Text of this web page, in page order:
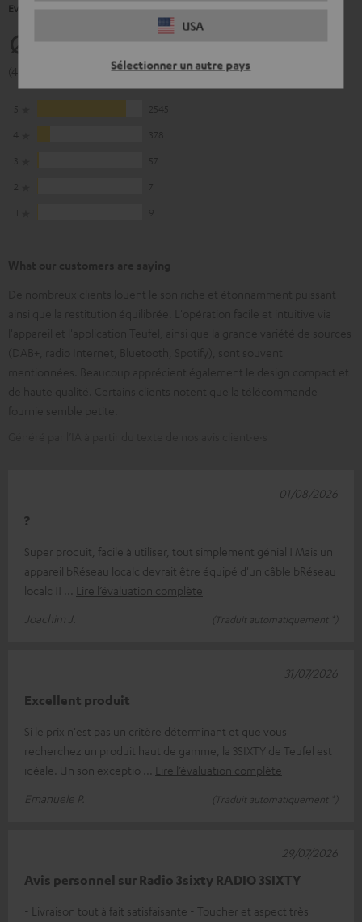
USA
Sélectionner un autre pays
Evaluations de nos client(e)s pour ce produit.
(4.82 de 5 pour 2996 Evaluations)
?
Super produit, facile à utiliser, tout simplement génial ! Mais un
appareil bRéseau localc devrait être équipé d'un câble bRéseau
localc !!
Lire l’évaluation complète
Joachim J.
(Traduit automatiquement *)
01/08/2026
Excellent produit
Si le prix n'est pas un critère déterminant et que vous
recherchez un produit haut de gamme, la 3SIXTY de Teufel est
idéale. Un son exceptio
Lire l’évaluation complète
Emanuele P.
(Traduit automatiquement *)
31/07/2026
Avis personnel sur Radio 3sixty RADIO 3SIXTY
- Livraison tout à fait satisfaisante - Toucher et aspect très
29/07/2026